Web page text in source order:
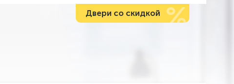
Двери со скидкой %